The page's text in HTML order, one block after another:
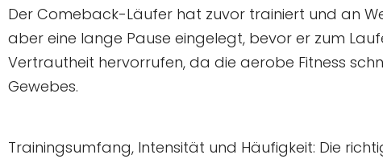
Der Comeback-Läufer hat zuvor trainiert und an
aber eine lange Pause eingelegt, bevor er zum
Vertrautheit hervorrufen, da die aerobe Fitness
Gewebes.
Trainingsumfang, Intensität und Häufigkeit: Die